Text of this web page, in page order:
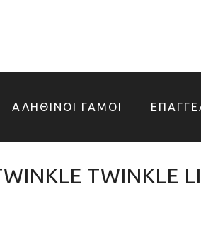
ΑΛΗΘΙΝΟΙ ΓΑΜΟΙ
TWINKLE